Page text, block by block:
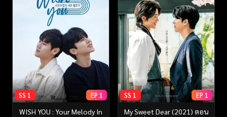
SS 1 EP 1
WISH YOU : Your Melody In
SS 1 EP 1
My Sweet Dear (2021) ตอน